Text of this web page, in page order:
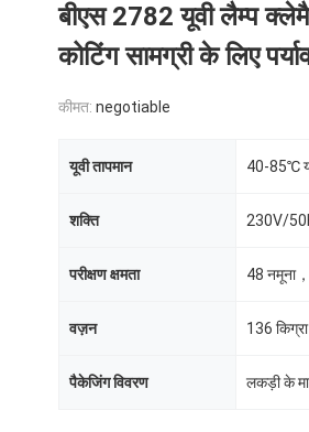
बीएस 2782 यूवी लैम्प
कोटिंग सामग्री के लिए
कीमत: negotiable
यूवी तापमान 40-85℃
शक्ति 230V/
परीक्षण क्षमता 48 नमूना
वज़न 136 किग्रा
पैकेजिंग विवरण लकड़ी के